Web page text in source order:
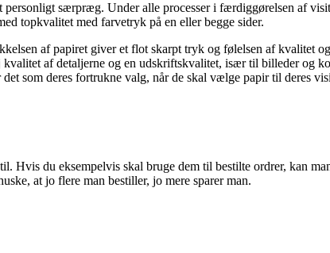
særpræg. Under alle processer i færdiggørelsen af
topkvalitet med farvetryk på en eller begge sider.
af papiret giver et flot skarpt tryk og følelsen af kvalitet
af detaljerne og en udskriftskvalitet, især til billeder og
som deres fortrukne valg, når de skal vælge papir til deres
du eksempelvis skal bruge dem til bestilte ordrer, kan
at jo flere man bestiller, jo mere sparer man.